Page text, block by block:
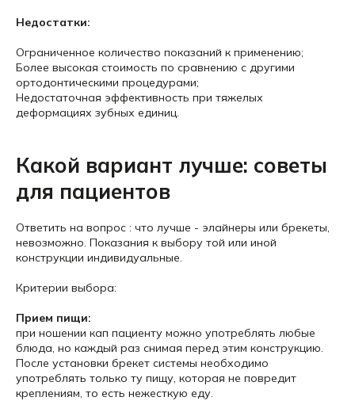
Недостатки:
Ограниченное количество показаний к применению;
Более высокая стоимость по сравнению с другими
ортодонтическими процедурами;
Недостаточная эффективность при тяжелых
деформациях зубных единиц.
Какой вариант лучше: советы
для пациентов
Ответить на вопрос : что лучше - элайнеры или брекеты,
невозможно. Показания к выбору той или иной
конструкции индивидуальные.
Критерии выбора:
Прием пищи:
при ношении кап пациенту можно употреблять любые
блюда, но каждый раз снимая перед этим конструкцию.
После установки брекет системы необходимо
употреблять только ту пищу, которая не повредит
креплениям, то есть нежесткую еду.